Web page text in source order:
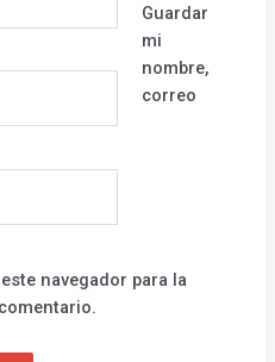
Guardar
mi
nombre,
correo
navegador para la